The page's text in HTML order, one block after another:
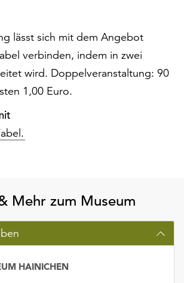
lässt sich mit dem Angebot
verbinden, indem in zwei
wird. Doppelveranstaltung: 90
1,00 Euro.
Mehr zum Museum
HAINICHEN